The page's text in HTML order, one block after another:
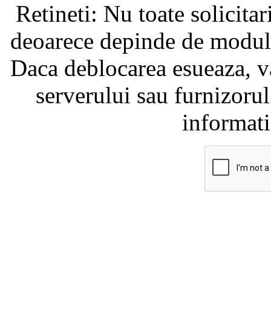
Retineti: Nu toate
deoarece depinde de
Daca deblocarea
serverului sau